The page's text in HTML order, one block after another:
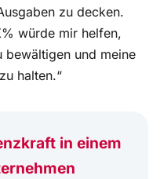
zu decken.
würde mir helfen,
bewältigen und meine
halten.“
in einem